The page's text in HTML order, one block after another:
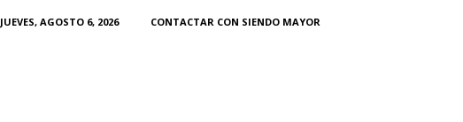
JUEVES, AGOSTO 6, 2026
CONTACTAR CON SIENDO MAYOR